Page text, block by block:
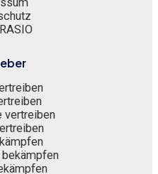
vertreiben